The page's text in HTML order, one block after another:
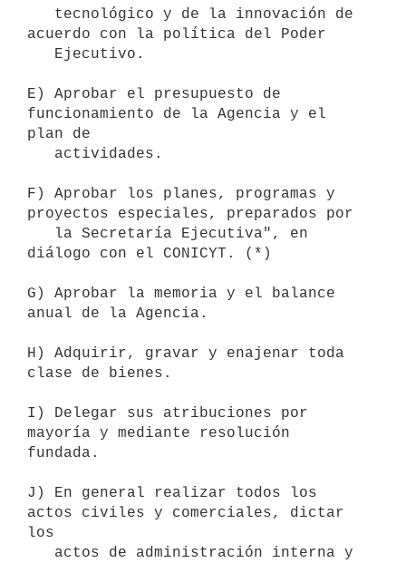
acuerdo con la política del Poder
E) Aprobar el presupuesto de
funcionamiento de la Agencia y el
plan de
F) Aprobar los planes, programas y
proyectos especiales, preparados por
diálogo con el CONICYT. (*)
G) Aprobar la memoria y el balance
anual de la Agencia.
H) Adquirir, gravar y enajenar toda
clase de bienes.
I) Delegar sus atribuciones por
mayoría y mediante resolución
fundada.
J) En general realizar todos los
actos civiles y comerciales, dictar
los